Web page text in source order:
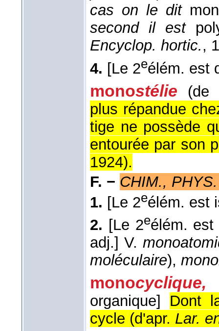
cas on le dit
second il est
Encyclop. hortic.,
4. [Le 2eélém. est
monostélie (de
plus répandue
tige ne possède
entourée par son
1924).
F. − CHIM., PHYS.
1. [Le 2eélém. est
2. [Le 2eélém.
adj.] V.
moléculaire),
monocyclique,
organique]
Dont
cycle (d'apr. Lar.